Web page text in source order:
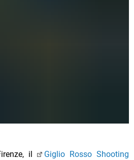
il
Giglio Rosso Shooting